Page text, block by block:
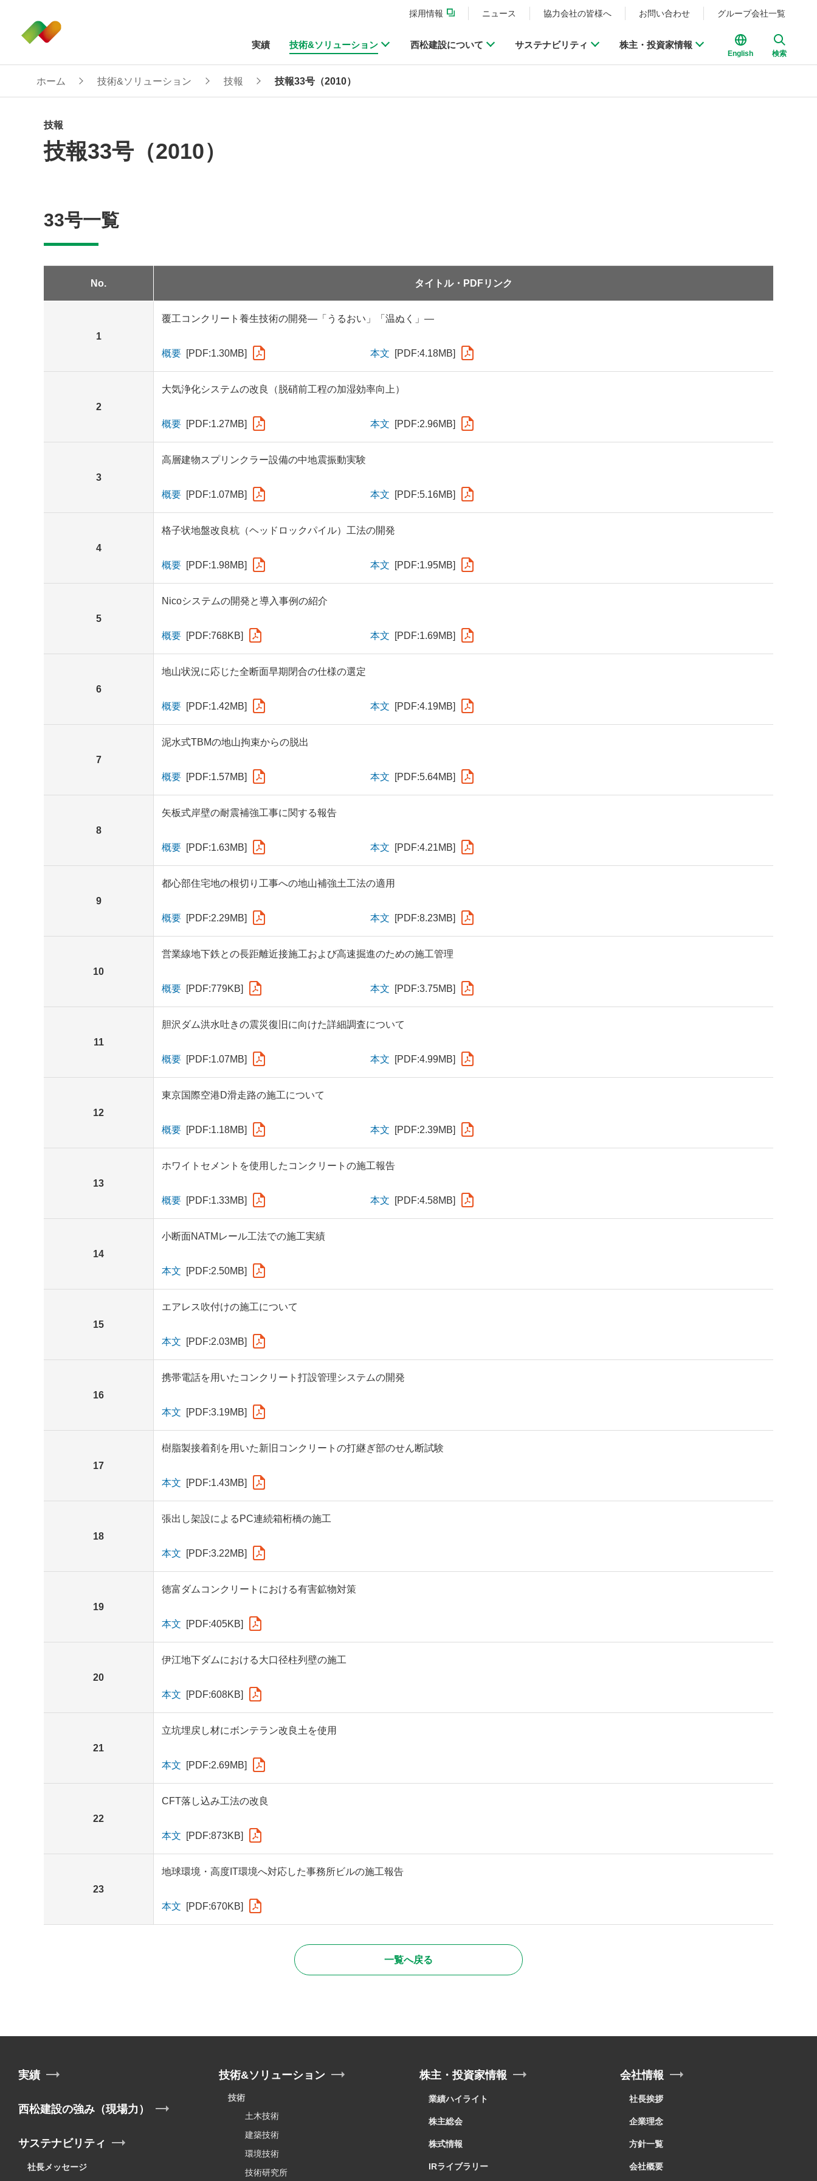
採用情報 ニュース 協力会社の皆様へ お問い合わせ グループ会社一覧
実績 技術&ソリューション 西松建設について サステナビリティ 株主・投資家情報
English 検索
ホーム 技術&ソリューション 技報 技報33号（2010）
技報
技報33号（2010）
33号一覧
No. タイトル・PDFリンク
1
覆工コンクリート養生技術の開発―「うるおい」「温ぬく」―
概要 [PDF:1.30MB] 本文 [PDF:4.18MB]
2
大気浄化システムの改良（脱硝前工程の加湿効率向上）
概要 [PDF:1.27MB] 本文 [PDF:2.96MB]
3
高層建物スプリンクラー設備の中地震振動実験
概要 [PDF:1.07MB] 本文 [PDF:5.16MB]
4
格子状地盤改良杭（ヘッドロックパイル）工法の開発
概要 [PDF:1.98MB] 本文 [PDF:1.95MB]
5
Nicoシステムの開発と導入事例の紹介
概要 [PDF:768KB] 本文 [PDF:1.69MB]
6
地山状況に応じた全断面早期閉合の仕様の選定
概要 [PDF:1.42MB] 本文 [PDF:4.19MB]
7
泥水式TBMの地山拘束からの脱出
概要 [PDF:1.57MB] 本文 [PDF:5.64MB]
8
矢板式岸壁の耐震補強工事に関する報告
概要 [PDF:1.63MB] 本文 [PDF:4.21MB]
9
都心部住宅地の根切り工事への地山補強土工法の適用
概要 [PDF:2.29MB] 本文 [PDF:8.23MB]
10
営業線地下鉄との長距離近接施工および高速掘進のための施工管理
概要 [PDF:779KB] 本文 [PDF:3.75MB]
11
胆沢ダム洪水吐きの震災復旧に向けた詳細調査について
概要 [PDF:1.07MB] 本文 [PDF:4.99MB]
12
東京国際空港D滑走路の施工について
概要 [PDF:1.18MB] 本文 [PDF:2.39MB]
13
ホワイトセメントを使用したコンクリートの施工報告
概要 [PDF:1.33MB] 本文 [PDF:4.58MB]
14
小断面NATMレール工法での施工実績
本文 [PDF:2.50MB]
15
エアレス吹付けの施工について
本文 [PDF:2.03MB]
16
携帯電話を用いたコンクリート打設管理システムの開発
本文 [PDF:3.19MB]
17
樹脂製接着剤を用いた新旧コンクリートの打継ぎ部のせん断試験
本文 [PDF:1.43MB]
18
張出し架設によるPC連続箱桁橋の施工
本文 [PDF:3.22MB]
19
徳富ダムコンクリートにおける有害鉱物対策
本文 [PDF:405KB]
20
伊江地下ダムにおける大口径柱列壁の施工
本文 [PDF:608KB]
21
立坑埋戻し材にボンテラン改良土を使用
本文 [PDF:2.69MB]
22
CFT落し込み工法の改良
本文 [PDF:873KB]
23
地球環境・高度IT環境へ対応した事務所ビルの施工報告
本文 [PDF:670KB]
一覧へ戻る
実績
西松建設の強み（現場力）
サステナビリティ
社長メッセージ
技術&ソリューション
技術
土木技術
建築技術
環境技術
技術研究所
株主・投資家情報
業績ハイライト
株主総会
株式情報
IRライブラリー
会社情報
社長挨拶
企業理念
方針一覧
会社概要